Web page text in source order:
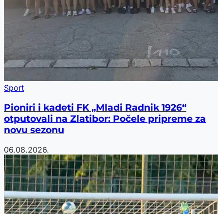
Sport
Pioniri i kadeti FK „Mladi Radnik 1926“
otputovali na Zlatibor: Počele pripreme za
novu sezonu
06.08.2026.